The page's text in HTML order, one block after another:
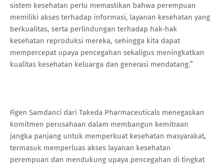
sistem kesehatan perlu memastikan bahwa perempuan
memiliki akses terhadap informasi, layanan kesehatan yang
berkualitas, serta perlindungan terhadap hak-hak
kesehatan reproduksi mereka, sehingga kita dapat
mempercepat upaya pencegahan sekaligus meningkatkan
kualitas kesehatan keluarga dan generasi mendatang.”
Figen Samdanci dari Takeda Pharmaceuticals menegaskan
komitmen perusahaan dalam membangun kemitraan
jangka panjang untuk memperkuat kesehatan masyarakat,
termasuk memperluas akses layanan kesehatan
perempuan dan mendukung upaya pencegahan di tingkat